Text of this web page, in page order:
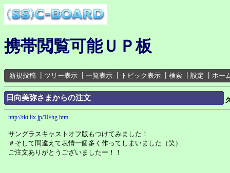
携帯閲覧可能ＵＰ板
新規投稿 ツリー表示 一覧表示 トピック表示 検索 設定 ホー
日向美弥さまからの注文
http://tkt.lix.jp/10/hg.htm
サングラスキャストオフ版もつけてみました！
＃そして間違えて表情一個多く作ってしまいました（笑）
ご注文ありがとうございましたー！！